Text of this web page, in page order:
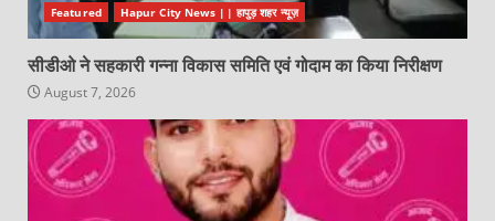
Featured Hapur City News || हापुड़ शहर न्यूज़
सीडीओ ने सहकारी गन्ना विकास समिति एवं गोदाम का किया निरीक्षण
August 7, 2026